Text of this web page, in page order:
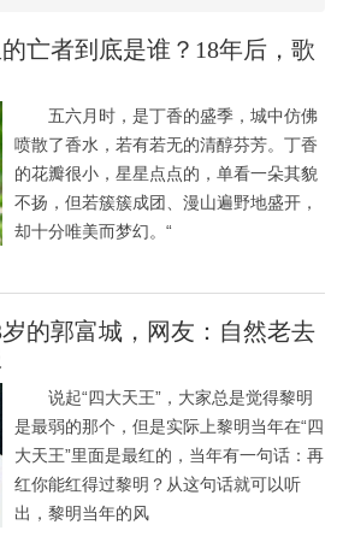
亡者到底是谁？18年后，歌
五六月时，是丁香的盛季，城中仿佛
喷散了香水，若有若无的清醇芬芳。丁香
的花瓣很小，星星点点的，单看一朵其貌
不扬，但若簇簇成团、漫山遍野地盛开，
却十分唯美而梦幻。“
的郭富城，网友：自然老去
说起“四大天王”，大家总是觉得黎明
是最弱的那个，但是实际上黎明当年在“四
大天王”里面是最红的，当年有一句话：再
红你能红得过黎明？从这句话就可以听
出，黎明当年的风